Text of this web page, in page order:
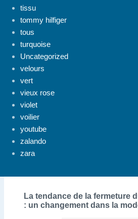
tissu
tommy hilfiger
tous
turquoise
Uncategorized
velours
vert
vieux rose
violet
voilier
youtube
zalando
zara
La tendance de la fermeture
: un changement dans la